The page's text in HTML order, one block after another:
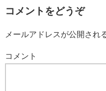
コメントをどうぞ
メールアドレスが公開され
コメント